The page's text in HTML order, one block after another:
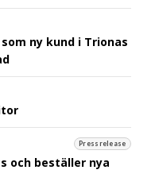
ny kund i Trionas
Pressrelease
och beställer nya